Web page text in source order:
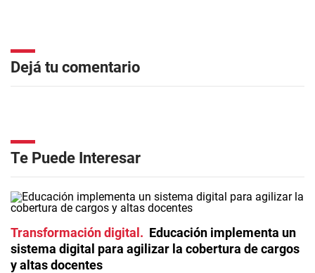
Dejá tu comentario
Te Puede Interesar
Transformación digital
Educación implementa un
sistema digital para agilizar la cobertura de cargos
y altas docentes